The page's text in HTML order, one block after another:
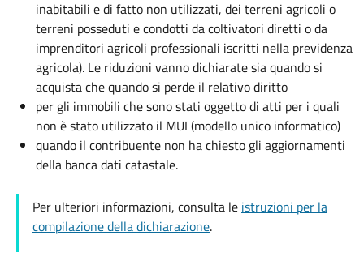
inabitabili e di fatto non utilizzati, dei terreni agricoli o
terreni posseduti e condotti da coltivatori diretti o da
imprenditori agricoli professionali iscritti nella previdenza
agricola). Le riduzioni vanno dichiarate sia quando si
acquista che quando si perde il relativo diritto
per gli immobili che sono stati oggetto di atti per i quali
non è stato utilizzato il MUI (modello unico informatico)
quando il contribuente non ha chiesto gli aggiornamenti
della banca dati catastale.
Per ulteriori informazioni, consulta le istruzioni per la
compilazione della dichiarazione.